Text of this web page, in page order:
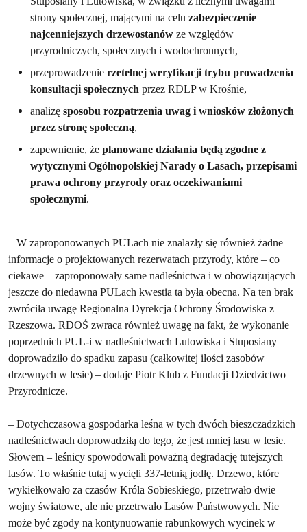
strony społecznej, mającymi na celu zabezpieczenie
najcenniejszych drzewostanów ze względów
przyrodniczych, społecznych i wodochronnych,
przeprowadzenie rzetelnej weryfikacji trybu prowadzenia
konsultacji społecznych przez RDLP w Krośnie,
analizę sposobu rozpatrzenia uwag i wniosków złożonych
przez stronę społeczną,
zapewnienie, że planowane działania będą zgodne z
wytycznymi Ogólnopolskiej Narady o Lasach, przepisami
prawa ochrony przyrody oraz oczekiwaniami
społecznymi.
– W zaproponowanych PULach nie znalazły się również żadne
informacje o projektowanych rezerwatach przyrody, które – co
ciekawe – zaproponowały same nadleśnictwa i w obowiązujących
jeszcze do niedawna PULach kwestia ta była obecna. Na ten brak
zwróciła uwagę Regionalna Dyrekcja Ochrony Środowiska z
Rzeszowa. RDOŚ zwraca również uwagę na fakt, że wykonanie
poprzednich PUL-i w nadleśnictwach Lutowiska i Stuposiany
doprowadziło do spadku zapasu (całkowitej ilości zasobów
drzewnych w lesie) – dodaje Piotr Klub z Fundacji Dziedzictwo
Przyrodnicze.
– Dotychczasowa gospodarka leśna w tych dwóch bieszczadzkich
nadleśnictwach doprowadziłą do tego, że jest mniej lasu w lesie.
Słowem – leśnicy spowodowali poważną degradację tutejszych
lasów. To właśnie tutaj wycięli 337-letnią jodłę. Drzewo, które
wykiełkowało za czasów Króla Sobieskiego, przetrwało dwie
wojny światowe, ale nie przetrwało Lasów Państwowych. Nie
może być zgody na kontynuowanie rabunkowych wycinek w